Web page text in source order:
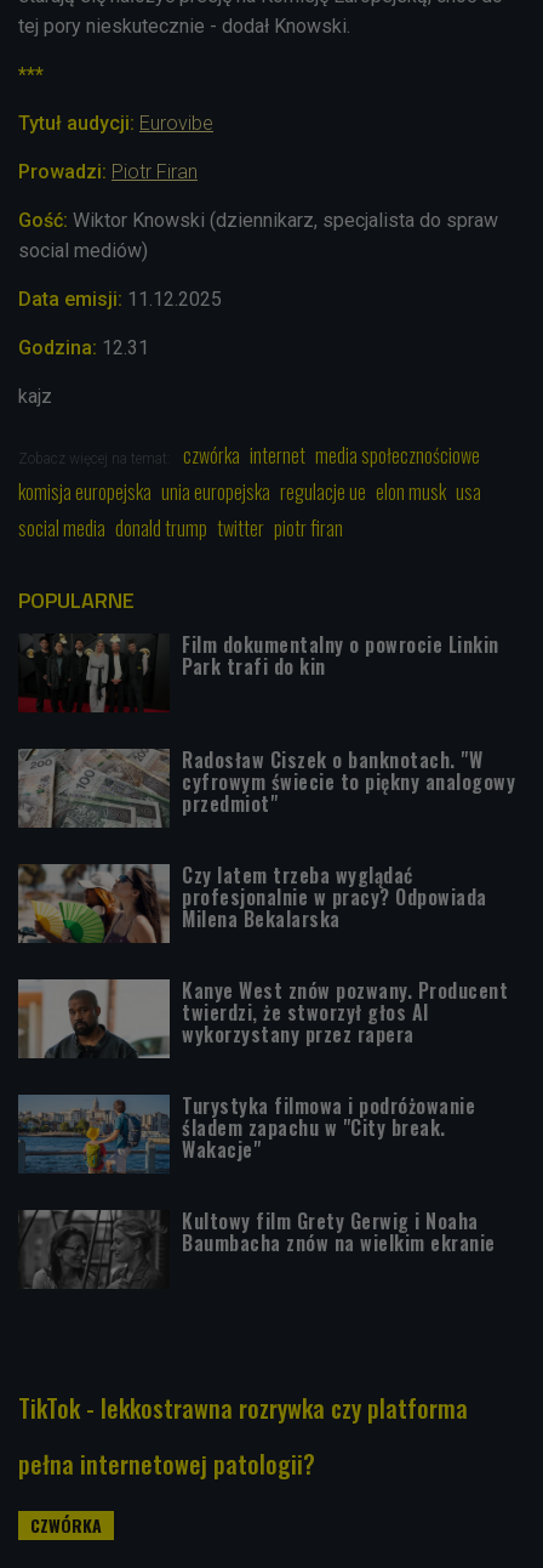
tej pory nieskutecznie - dodał Knowski.
***
Tytuł audycji: Eurovibe
Prowadzi: Piotr Firan
Gość: Wiktor Knowski (dziennikarz, specjalista do spraw
social mediów)
Data emisji: 11 .12.2025
Godzina: 12.31
kajz
Zobacz więcej na temat: czwórka internet media społecznościowe
komisja europejska unia europejska regulacje ue elon musk usa
social media donald trump twitter piotr firan
POPULARNE
Film dokumentalny o powrocie Linkin
Park trafi do kin
Radosław Ciszek o banknotach. "W
cyfrowym świecie to piękny analogowy
przedmiot"
Czy latem trzeba wyglądać
profesjonalnie w pracy? Odpowiada
Milena Bekalarska
Kanye West znów pozwany. Producent
twierdzi, że stworzył głos AI
wykorzystany przez rapera
Turystyka filmowa i podróżowanie
śladem zapachu w "City break.
Wakacje"
Kultowy film Grety Gerwig i Noaha
Baumbacha znów na wielkim ekranie
TikTok - lekkostrawna rozrywka czy platforma
pełna internetowej patologii?